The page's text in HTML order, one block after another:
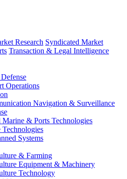
Research Syndicated Market
Transaction & Legal Intelligence
Operations
Navigation & Surveillance
Marine & Ports Technologies
Technologies
Systems
& Farming
Equipment & Machinery
Technology